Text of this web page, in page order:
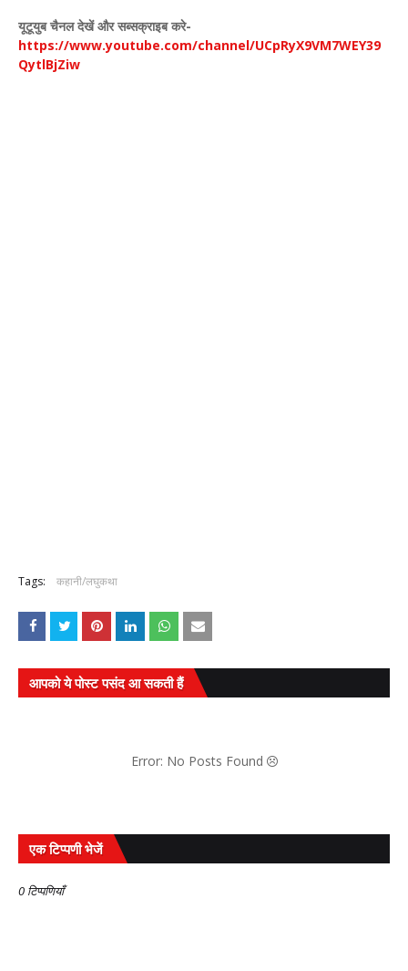
यूटूयुब चैनल देखें और सब्सक्राइब करे-
https://www.youtube.com/channel/UCpRyX9VM7WEY39
QytlBjZiw
Tags: कहानी/लघुकथा
आपको ये पोस्ट पसंद आ सकती हैं
Error: No Posts Found
एक टिप्पणी भेजें
0 टिप्पणियाँ